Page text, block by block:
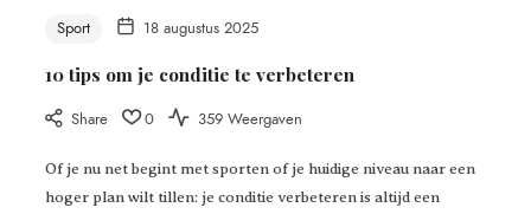
Sport 18 augustus 2025
10 tips om je conditie te verbeteren
Share 0 359 Weergaven
Of je nu net begint met sporten of je huidige niveau naar een
hoger plan wilt tillen: je conditie verbeteren is altijd een